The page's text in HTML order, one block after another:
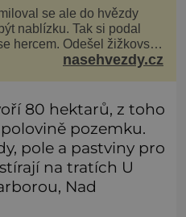
se ale do hvězdy
nablízku. Tak si podal
hercem. Odešel žižkovský
humor, i když jemu
nasehvezdy.cz
80 hektarů, z toho
pozemku.
pole a pastviny pro
na tratích U
Nad